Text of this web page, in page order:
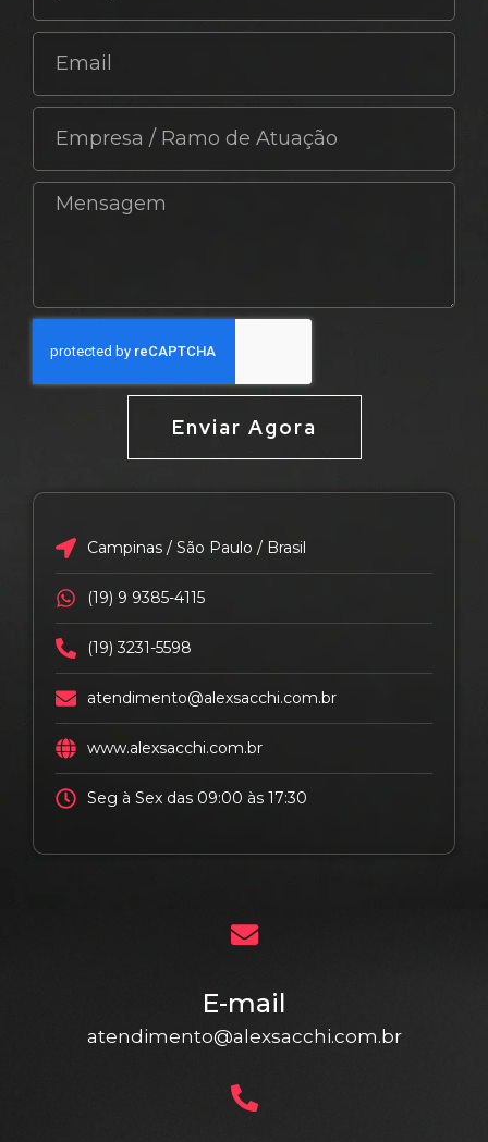
Enviar Agora
Campinas / São Paulo / Brasil
(19) 9 9385-4115
(19) 3231-5598
atendimento@alexsacchi.com.br
www.alexsacchi.com.br
Seg à Sex das 09:00 às 17:30
E-mail
atendimento@alexsacchi.com.br